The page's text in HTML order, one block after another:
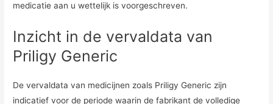
medicatie aan u wettelijk is voorgeschreven.
Inzicht in de vervaldata van
Priligy Generic
De vervaldata van medicijnen zoals Priligy Generic zijn
indicatief voor de periode waarin de fabrikant de volledige